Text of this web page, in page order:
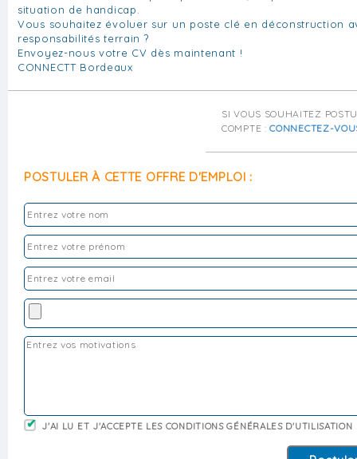
situation de handicap.
Vous souhaitez évoluer sur un poste clé en déconstruction
responsabilités terrain ?
Envoyez-nous votre CV dès maintenant !
CONNECTT Bordeaux
SI VOUS SOUHAITEZ
COMPTE :CONNECTEZ-
POSTULER À CETTE OFFRE D'EMPLOI :
J'AI LU ET J'ACCEPTE LES CONDITIONS GÉNÉRALES D'UTILISATION